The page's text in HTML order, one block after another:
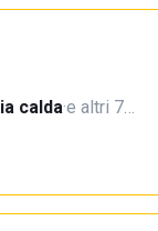
calda·e altri 7…